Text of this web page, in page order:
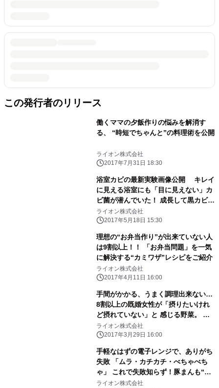
この発行者のリリース
働くママの夕飯作りの悩みを解消す
る、 “時短でちゃんと”の料理術を公開
ライオン株式会社
2017年7月31日 18:30
浴室カビの最新実験画像公開 キレイ
に見える浴室にも「目に見えない」カ
ビ菌が潜んでいた！ 成長して黒カビに
なる前に“浴室まるごと除菌”がおスス
メ」
ライオン株式会社
2017年5月18日 15:30
理想の“お弁当作り”が出来ていない人
は9割以上！！ 「お弁当問題」を一気
に解決する“カミワザ”レシピをご紹介
ライオン株式会社
2017年4月11日 16:00
手間がかかる、うまく調理出来ない…
8割以上の既婚女性が「摂りたいけれ
ど摂れていない」と 感じる野菜。 手
間をかけずにおいしく食べる調理
の“カミワザ”を、 野菜ディレクターが
ライオン株式会社
2017年3月29日 16:00
手軽なはずの電子レンジで、ありがち
失敗 「ムラ・カチカチ・べちゃべち
ゃ」 これで失敗知らず！豚まんも“ふ
っかふか”に仕上がる、 驚きの“カミワ
ライオン株式会社